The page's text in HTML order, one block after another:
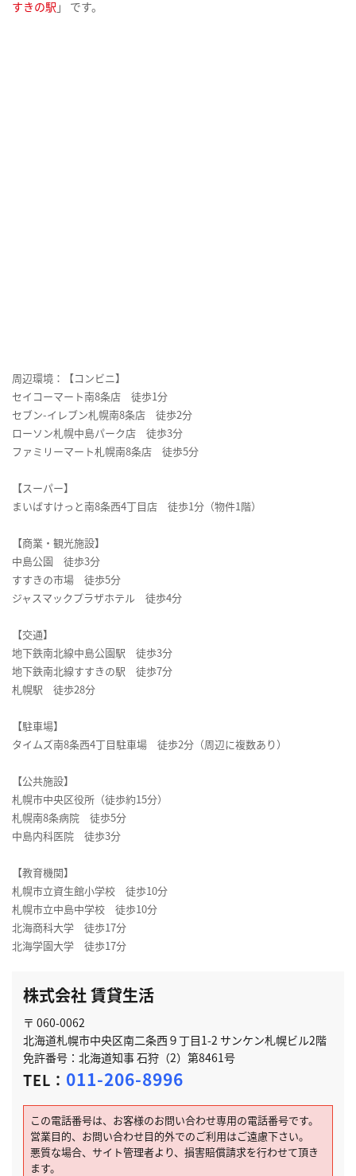
すきの駅 」 です。
周辺環境：【コンビニ】
セイコーマート南8条店 徒歩1分
セブン-イレブン札幌南8条店 徒歩2分
ローソン札幌中島パーク店 徒歩3分
ファミリーマート札幌南8条店 徒歩5分
【スーパー】
まいばすけっと南8条西4丁目店 徒歩1分（物件1階）
【商業・観光施設】
中島公園 徒歩3分
すすきの市場 徒歩5分
ジャスマックプラザホテル 徒歩4分
【交通】
地下鉄南北線中島公園駅 徒歩3分
地下鉄南北線すすきの駅 徒歩7分
札幌駅 徒歩28分
【駐車場】
タイムズ南8条西4丁目駐車場 徒歩2分（周辺に複数あり）
【公共施設】
札幌市中央区役所（徒歩約15分）
札幌南8条病院 徒歩5分
中島内科医院 徒歩3分
【教育機関】
札幌市立資生館小学校 徒歩10分
札幌市立中島中学校 徒歩10分
北海商科大学 徒歩17分
北海学園大学 徒歩17分
株式会社 賃貸生活
〒 060-0062
北海道札幌市中央区南二条西９丁目1-2 サンケン札幌ビル2階
免許番号：北海道知事 石狩（2）第8461号
TEL： 011-206-8996
この電話番号は、お客様のお問い合わせ専用の電話番号です。
営業目的、お問い合わせ目的外でのご利用はご遠慮下さい。
悪質な場合、サイト管理者より、損害賠償請求を行わせて頂き
ます。